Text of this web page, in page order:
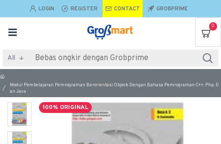
LOGIN REGISTER CONTACT GROBPRIME
0
All
Modul Pembelajaran Pemrograman Berorientasi Objeck Dengan Bahasa Pemrograman C++, Php, D
an Java
100% ORIGINAL